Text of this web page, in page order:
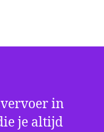
in
je altijd